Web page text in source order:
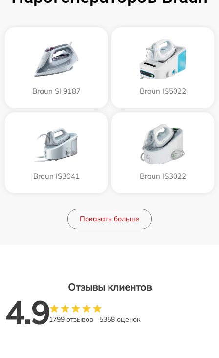
Braun SI 9187 Braun IS5022
Braun IS3041 Braun IS3022
Показать больше
Отзывы клиентов
4.91799 отзывов 5358 оценок